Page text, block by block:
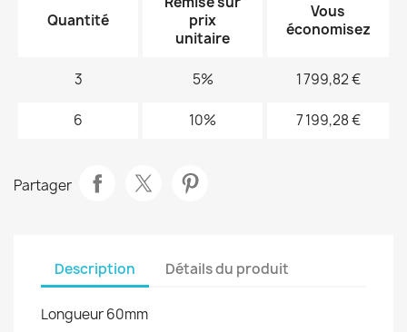
Quantité
prix
unitaire
Vous
économisez
3 5% 1 799,82 €
6 10% 7 199,28 €
Partager
Description Détails du produit
Longueur 60mm